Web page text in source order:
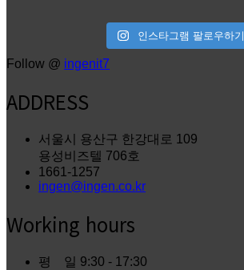
인스타그램 팔로우하기
Follow @ ingenit7
ADDRESS
서울시 용산구 한강대로 109
용성비즈텔 706호
1661-1257
ingen@ingen.co.kr
Working hours
평 일 9:30 - 17:30